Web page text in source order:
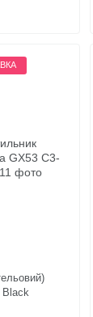
Black